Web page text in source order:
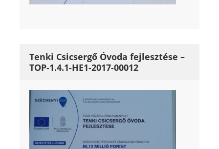
Tenki Csicsergő Óvoda fejlesztése –
TOP-1.4.1-HE1-2017-00012